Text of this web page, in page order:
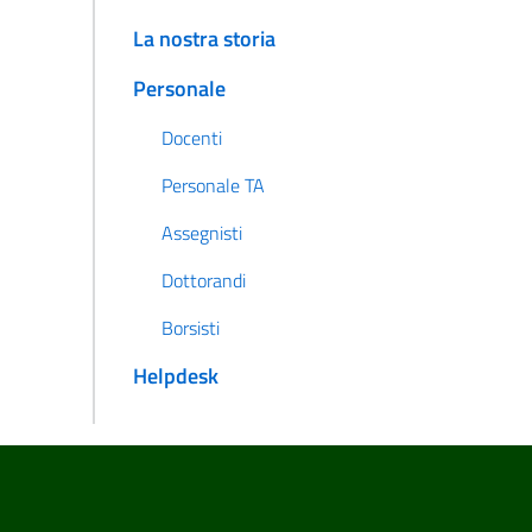
La nostra storia
Personale
Docenti
Personale TA
Assegnisti
Dottorandi
Borsisti
Helpdesk